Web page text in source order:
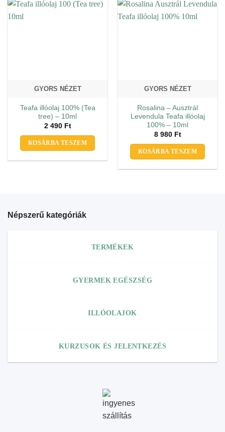
GYORS NÉZET
Teafa illóolaj 100% (Tea
tree) – 10ml
2 490 Ft
KOSÁRBA TESZEM
GYORS NÉZET
Rosalina – Ausztrál
Levendula Teafa illóolaj
100% – 10ml
8 980 Ft
KOSÁRBA TESZEM
Népszerű kategóriák
TERMÉKEK
GYERMEK EGÉSZSÉG
ILLÓOLAJOK
KURZUSOK ÉS JELENTKEZÉS